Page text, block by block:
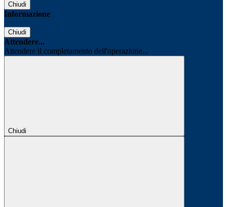
Chiudi
Informazione
Chiudi
Attendere...
Attendere il completamento dell'operazione...
Chiudi